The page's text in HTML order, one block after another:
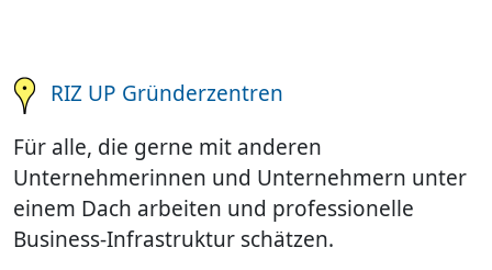
RIZ UP Gründerzentren
Für alle, die gerne mit anderen
Unternehmerinnen und Unternehmern unter
einem Dach arbeiten und professionelle
Business-Infrastruktur schätzen.